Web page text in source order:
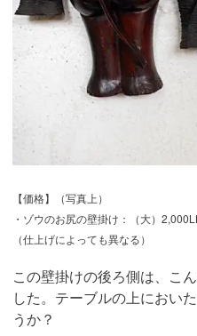
【価格】（写真上）
・ゾウのお尻の壁掛け：（大）
（仕上げによっても異なる）
この壁掛けの後ろ側は、こ
した。テーブルの上におい
うか？